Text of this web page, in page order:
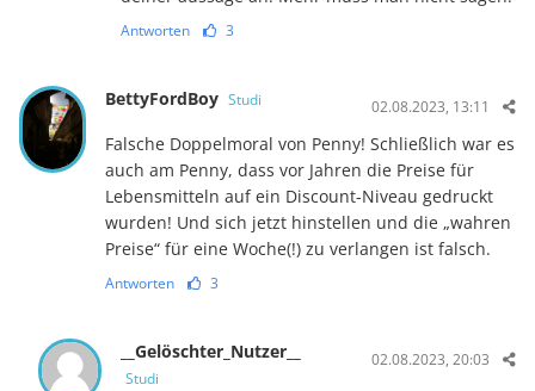
Antworten 3
BettyFordBoy Studi 02.08.2023, 13:11
Falsche Doppelmoral von Penny! Schließlich war es
auch am Penny, dass vor Jahren die Preise für
Lebensmitteln auf ein Discount-Niveau gedruckt
wurden! Und sich jetzt hinstellen und die „wahren
Preise“ für eine Woche(!) zu verlangen ist falsch.
Antworten 3
__Gelöschter_Nutzer__
Studi
02.08.2023, 20:03